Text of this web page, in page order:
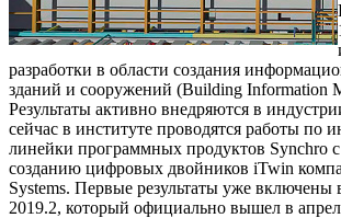
разработки в области создания
зданий и сооружений (Building Information
Результаты активно внедряются в
сейчас в институте проводятся работы по
линейки программных продуктов Synchro
созданию цифровых двойников iTwin
Systems. Первые результаты уже включены
2019.2, который официально вышел в